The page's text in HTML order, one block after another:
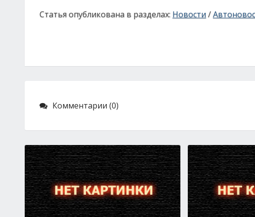
Статья опубликована в разделах: Новости/
Комментарии (0)